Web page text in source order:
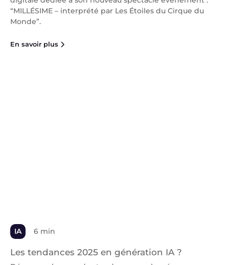
“MILLÉSIME – interprété par Les Étoiles du Cirque du
Monde”.
En savoir plus
IA 6 min
Les tendances 2025 en génération IA ?